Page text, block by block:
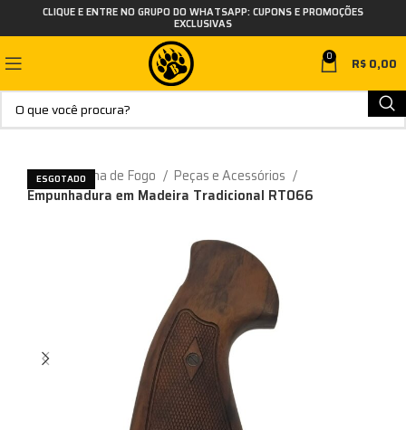
CLIQUE E ENTRE NO GRUPO DO WHATSAPP: CUPONS E PROMOÇÕES
EXCLUSIVAS
0 R$0,00
Início Arma de Fogo
Peças e Acessórios
Empunhadura em Madeira Tradicional RT066
ESGOTADO